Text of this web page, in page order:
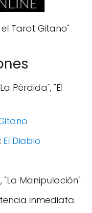
Tarot Gitano"
Pérdida", "El
El Diablo
"La Manipulación"
inmediata.